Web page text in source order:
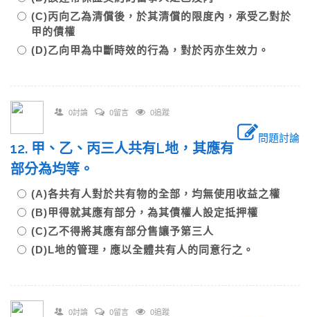
(C)丙向乙為清償後，於其清償的限度內，承受乙對於
甲的債權
(D)乙向甲為中斷時效的行為，對於丙亦生效力。
0討論 0留言 0追蹤
問題討論
12. 甲、乙、丙三人共有L地，其應有
部分為均等。
(A)各共有人對於共有物的全部，均無使用收益之權
(B)甲得就其應有部分，為其債權人設定抵押權
(C)乙不得將其應有部分售讓予第三人
(D)L地的管理，應以全體共有人的同意行之。
0討論 0留言 0追蹤